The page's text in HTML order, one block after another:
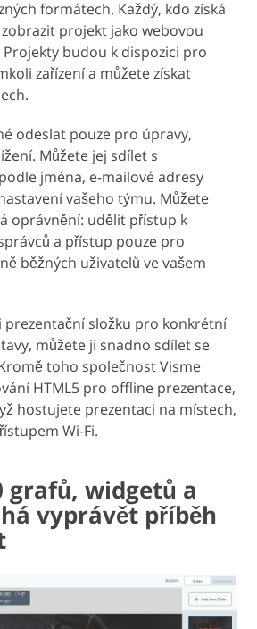
formátech. Každý, kdo získá
projekt jako webovou
budou k dispozici pro
zařízení a můžete získat
odeslat pouze pro úpravy,
Můžete jej sdílet s
jména, e-mailové adresy
vašeho týmu. Můžete
oprávnění: udělit přístup k
a přístup pouze pro
běžných uživatelů ve vašem
prezentační složku pro konkrétní
můžete ji snadno sdílet se
toho společnost Visme
HTML5 pro offline prezentace,
hostujete prezentaci na místech,
Wi-Fi.
grafů, widgetů a
vyprávět příběh